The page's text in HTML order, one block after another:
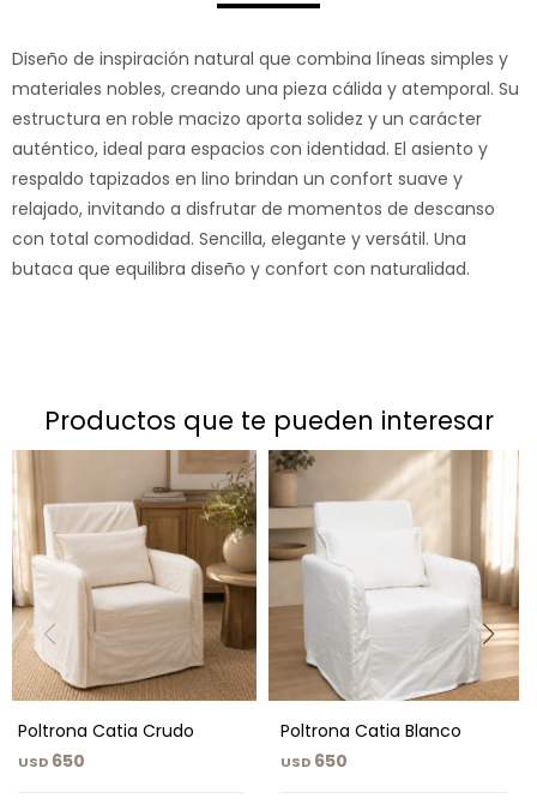
Diseño de inspiración natural que combina líneas simples y
materiales nobles, creando una pieza cálida y atemporal. Su
estructura en roble macizo aporta solidez y un carácter
auténtico, ideal para espacios con identidad. El asiento y
respaldo tapizados en lino brindan un confort suave y
relajado, invitando a disfrutar de momentos de descanso
con total comodidad. Sencilla, elegante y versátil. Una
butaca que equilibra diseño y confort con naturalidad.
productos que te pueden interesar
Poltrona Catia Crudo
USD 650
Poltrona Catia Blanco
USD 650